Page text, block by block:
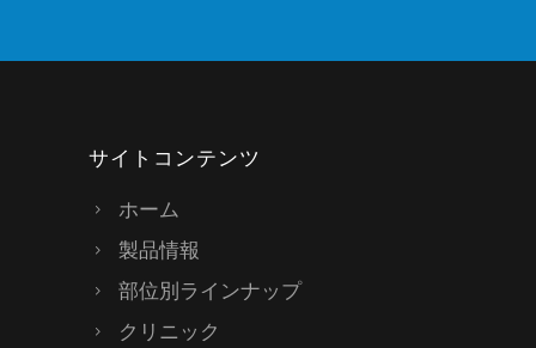
サイトコンテンツ
ホーム
製品情報
部位別ラインナップ
クリニック